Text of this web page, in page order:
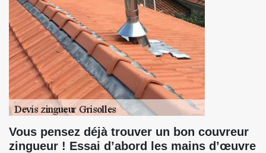
Vous pensez déjà trouver un bon couvreur
zingueur ! Essai d’abord les mains d’œuvre